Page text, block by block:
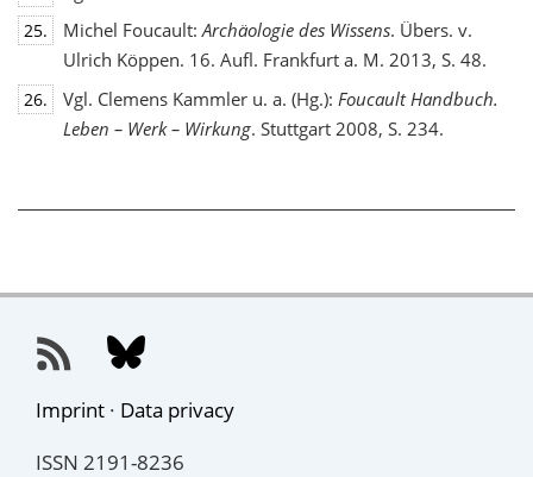
25. Michel Foucault:Archäologie des Wissens. Übers. v.
Ulrich Köppen. 16. Aufl. Frankfurt a. M. 2013, S. 48.
26. Vgl. Clemens Kammler u. a. (Hg.): Foucault Handbuch.
Leben – Werk – Wirkung. Stuttgart 2008, S. 234.
Imprint · Data privacy
ISSN 2191-8236